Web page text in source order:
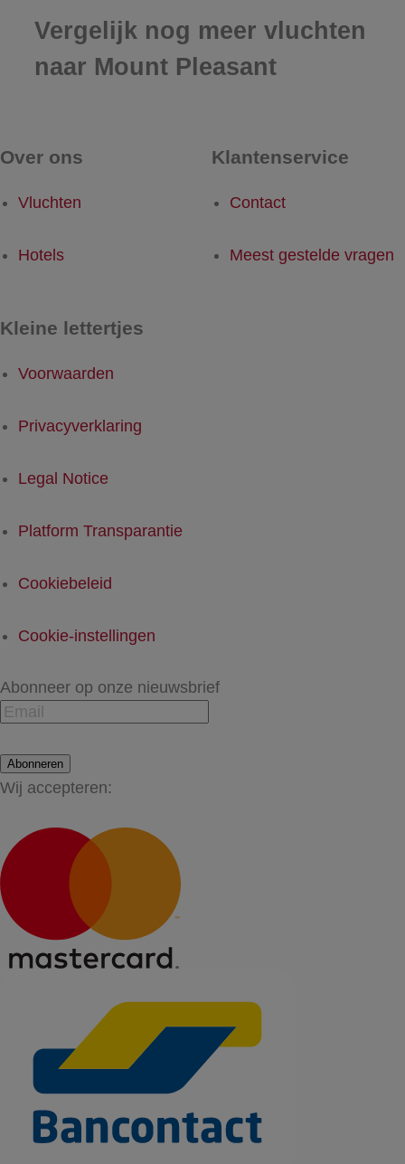
Vergelijk nog meer vluchten
naar Mount Pleasant
Over ons
Vluchten
Hotels
Klantenservice
Contact
Meest gestelde vragen
Kleine lettertjes
Voorwaarden
Privacyverklaring
Legal Notice
Platform Transparantie
Cookiebeleid
Cookie-instellingen
Abonneer op onze nieuwsbrief
Abonneren
Wij accepteren: